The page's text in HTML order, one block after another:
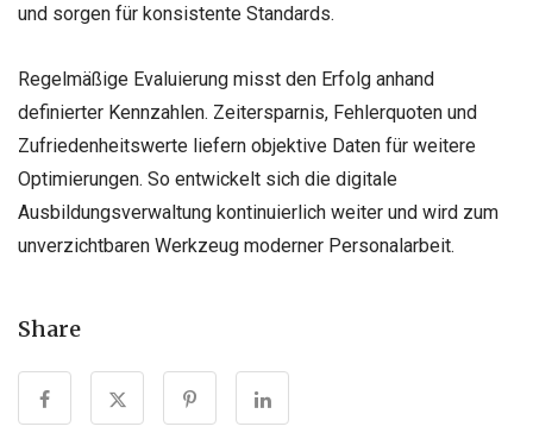
und sorgen für konsistente Standards.
Regelmäßige Evaluierung misst den Erfolg anhand
definierter Kennzahlen. Zeitersparnis, Fehlerquoten und
Zufriedenheitswerte liefern objektive Daten für weitere
Optimierungen. So entwickelt sich die digitale
Ausbildungsverwaltung kontinuierlich weiter und wird zum
unverzichtbaren Werkzeug moderner Personalarbeit.
Share